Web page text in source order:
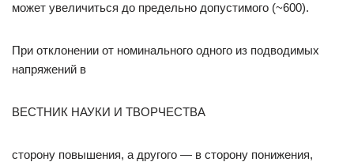
может увеличиться до предельно допустимого (~600).
При отклонении от номинального одного из подводимых
напряжений в
ВЕСТНИК НАУКИ И ТВОРЧЕСТВА
сторону повышения, а другого — в сторону понижения,